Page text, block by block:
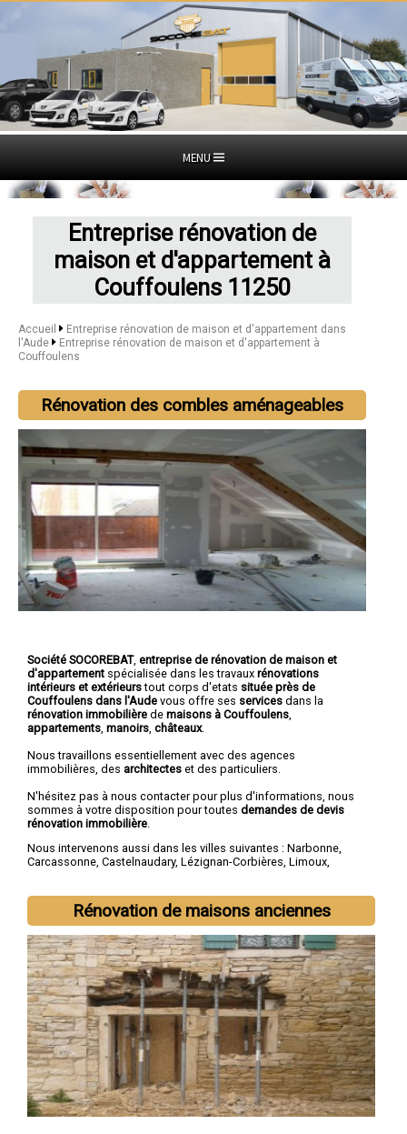
MENU
Entreprise rénovation de
maison et d'appartement à
Couffoulens 11250
Accueil
Entreprise rénovation de maison et d'appartement dans
l'Aude
Entreprise rénovation de maison et d'appartement à
Couffoulens
Rénovation des combles aménageables
Société SOCOREBAT, entreprise de rénovation de maison et
d'appartement spécialisée dans les travaux rénovations
intérieurs et extérieurstout corps d'etats située près de
Couffoulens dans l'Aude vous offre ses services dans la
rénovation immobilière de maisons à Couffoulens
appartements manoirs châteaux.
Nous travaillons essentiellement avec des agences
immobilières, des architectes et des particuliers.
N'hésitez pas à nous contacter pour plus d'informations, nous
sommes à votre disposition pour toutes demandes de devis
rénovation immobilière
Nous intervenons aussi dans les villes suivantes : Narbonne,
Carcassonne, Castelnaudary, Lézignan-Corbières, Limoux,
Rénovation de maisons anciennes